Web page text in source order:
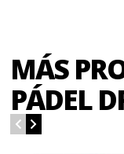
MÁS
PÁDEL